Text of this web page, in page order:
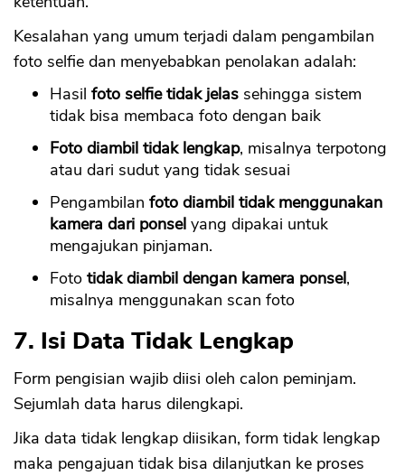
Kesalahan yang umum terjadi dalam pengambilan
foto selfie dan menyebabkan penolakan adalah:
Hasil foto selfie tidak jelas sehingga sistem
tidak bisa membaca foto dengan baik
Foto diambil tidak lengkap, misalnya terpotong
atau dari sudut yang tidak sesuai
Pengambilan foto diambil tidak menggunakan
kamera dari ponsel yang dipakai untuk
mengajukan pinjaman.
Foto tidak diambil dengan kamera ponsel,
misalnya menggunakan scan foto
7. Isi Data Tidak Lengkap
Form pengisian wajib diisi oleh calon peminjam.
Sejumlah data harus dilengkapi.
Jika data tidak lengkap diisikan, form tidak lengkap
maka pengajuan tidak bisa dilanjutkan ke proses